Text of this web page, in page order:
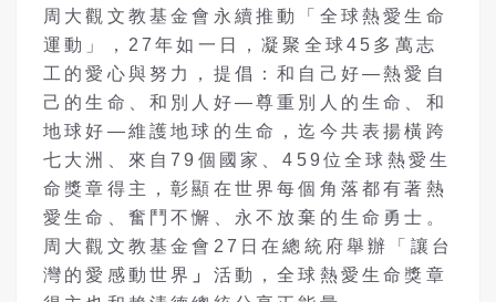
周大觀文教基金會永續推動「全球熱愛生命
運動」，27年如一日，凝聚全球45多萬志
工的愛心與努力，提倡：和自己好—熱愛自
己的生命、和別人好—尊重別人的生命、和
地球好—維護地球的生命，迄今共表揚橫跨
七大洲、來自79個國家、459位全球熱愛生
命獎章得主，彰顯在世界每個角落都有著熱
愛生命、奮鬥不懈、永不放棄的生命勇士。
周大觀文教基金會27日在總統府舉辦「讓台
灣的愛感動世界 」 活動，全球熱愛生命獎章